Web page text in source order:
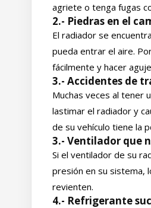
agriete o tenga fugas
2.- Piedras en el
El radiador se
pueda entrar el aire.
fácilmente y hacer
3.- Accidentes de
Muchas veces al tener
lastimar el radiador y
de su vehículo tiene la
3.- Ventilador que
Si el ventilador de su
presión en su sistema,
revienten.
4.- Refrigerante